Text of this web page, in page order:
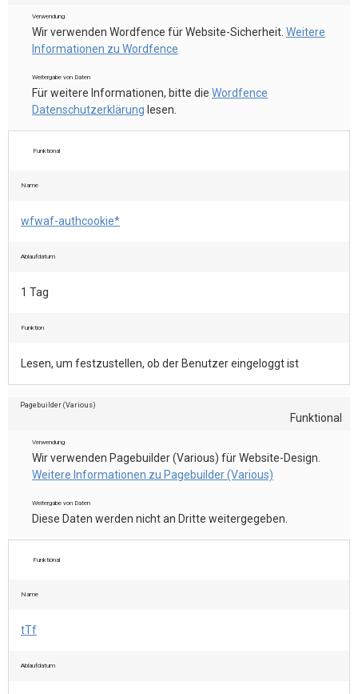
Verwendung
Wir verwenden Wordfence für Website-Sicherheit. Weitere
Informationen zu Wordfence
Weitergabe von Daten
Für weitere Informationen, bitte die Wordfence
Datenschutzerklärung lesen.
Funktional
Name
wfwaf-authcookie*
Ablaufdatum
1 Tag
Funktion
Lesen, um festzustellen, ob der Benutzer eingeloggt ist
Pagebuilder (Various)
Funktional
Verwendung
Wir verwenden Pagebuilder (Various) für Website-Design.
Weitere Informationen zu Pagebuilder (Various)
Weitergabe von Daten
Diese Daten werden nicht an Dritte weitergegeben.
Funktional
Name
tTf
Ablaufdatum